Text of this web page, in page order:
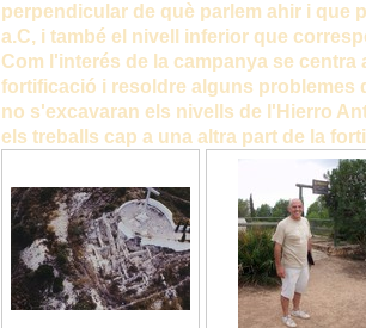
perpendicular de què parlem ahir i que
a.C, i també el nivell inferior que
Com l'interés de la campanya se
fortificació i resoldre alguns problemes
no s'excavaran els nivells de l'Hierro
els treballs cap a una altra part de la